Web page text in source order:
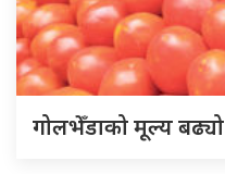
गोलभेँडाको मूल्य बढ्यो